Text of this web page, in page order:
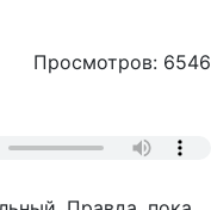
Просмотров: 6546